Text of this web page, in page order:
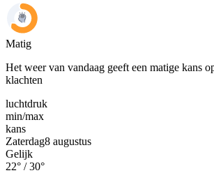
Matig
Het weer van vandaag geeft een matige kans
klachten
luchtdruk
min/max
kans
Zaterdag8 augustus
Gelijk
22° /30°